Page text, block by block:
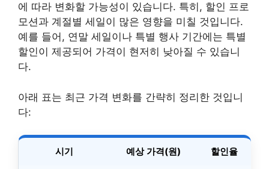
에 따라 변화할 가능성이 있습니다. 특히, 할인 프로
모션과 계절별 세일이 많은 영향을 미칠 것입니다.
예를 들어, 연말 세일이나 특별 행사 기간에는 특별
할인이 제공되어 가격이 현저히 낮아질 수 있습니
다.
아래 표는 최근 가격 변화를 간략히 정리한 것입니
다:
시기 예상 가격(원) 할인율